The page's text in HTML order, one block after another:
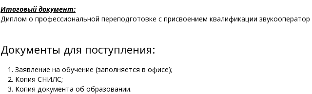
Итоговый документ:
Диплом о профессиональной переподготовке с присвоением квалификации звукооператор
Документы для поступления:
Заявление на обучение (заполняется в офисе);
Копия СНИЛС;
Копия документа об образовании.